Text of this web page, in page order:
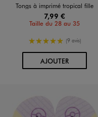
Tongs à imprimé tropical fille
7,99 €
Taille du 28 au 35
5/5 de moyenne
(9 avis)
AJOUTERAU PANIER